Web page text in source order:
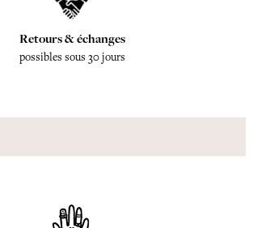
Retours & échanges
possibles sous 30 jours